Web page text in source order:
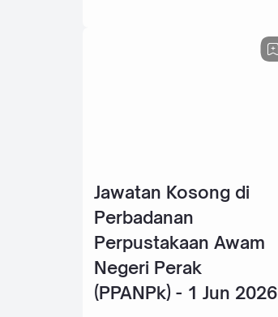
Jawatan Kosong di
Perbadanan
Perpustakaan Awam
Negeri Perak
(PPANPk) - 1 Jun 2026